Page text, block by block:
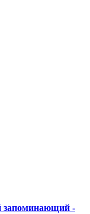
запоминающий -